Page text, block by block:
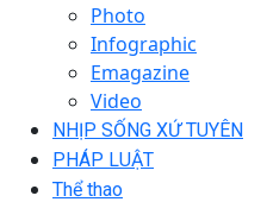
Photo
Infographic
Emagazine
Video
NHỊP SỐNG XỨ TUYÊN
PHÁP LUẬT
Thể thao